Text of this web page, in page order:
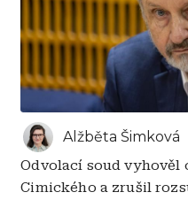
Alžběta Šimková
Odvolací soud vyhověl
Cimického a zrušil